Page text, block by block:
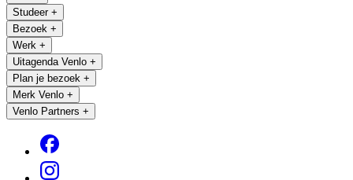
Studeer +
Bezoek +
Werk +
Uitagenda Venlo +
Plan je bezoek +
Merk Venlo +
Venlo Partners +